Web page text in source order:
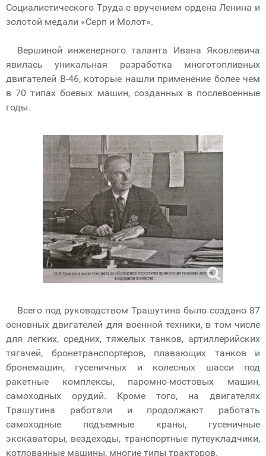
Социалистического Труда с вручением ордена Ленина и
золотой медали «Серп и Молот».
Вершиной инженерного таланта Ивана Яковлевича
явилась уникальная разработка многотопливных
двигателей В-46, которые нашли применение более чем
в 70 типах боевых машин, созданных в послевоенные
годы.
Всего под руководством Трашутина было создано 87
основных двигателей для военной техники, в том числе
для легких, средних, тяжелых танков, артиллерийских
тягачей, бронетранспортеров, плавающих танков и
бронемашин, гусеничных и колесных шасси под
ракетные комплексы, паромно-мостовых машин,
самоходных орудий. Кроме того, на двигателях
Трашутина работали и продолжают работать
самоходные подъемные краны, гусеничные
экскаваторы, вездеходы, транспортные путеукладчики,
котлованные машины, многие типы тракторов.